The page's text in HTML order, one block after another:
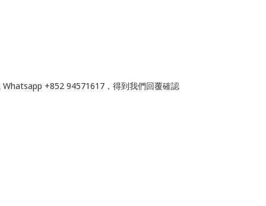
+852 94571617，得到我們回覆確認